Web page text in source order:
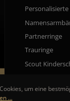
Partnerringe
Trauringe
Scout
um eine
...